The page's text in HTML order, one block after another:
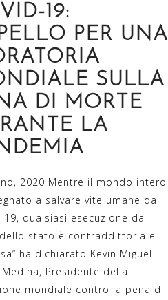
19:
PER UNA
SULLA
DI MORTE
LA
2020 Mentre il mondo intero
a salvare vite umane dal
19, qualsiasi esecuzione da
stato è contraddittoria e
ha dichiarato Kevin Miguel
Medina, Presidente della
mondiale contro la pena di